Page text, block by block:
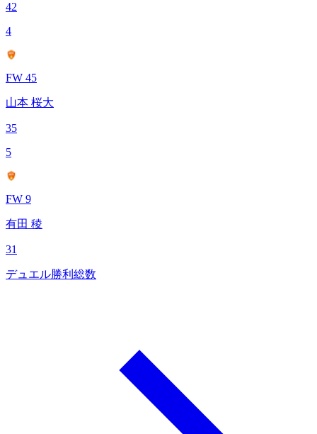
42
4
FW 45
山本 桜大
35
5
FW 9
有田 稜
31
デュエル勝利総数